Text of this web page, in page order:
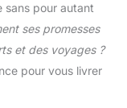
sans pour autant
ses promesses
et des voyages ?
pour vous livrer